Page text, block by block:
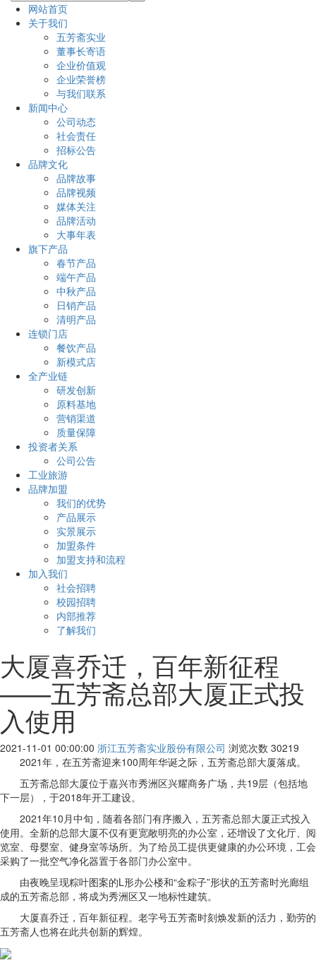
网站首页
关于我们
五芳斋实业
董事长寄语
企业价值观
企业荣誉榜
与我们联系
新闻中心
公司动态
社会责任
招标公告
品牌文化
品牌故事
品牌视频
媒体关注
品牌活动
大事年表
旗下产品
春节产品
端午产品
中秋产品
日销产品
清明产品
连锁门店
餐饮产品
新模式店
全产业链
研发创新
原料基地
营销渠道
质量保障
投资者关系
公司公告
工业旅游
品牌加盟
我们的优势
产品展示
实景展示
加盟条件
加盟支持和流程
加入我们
社会招聘
校园招聘
内部推荐
了解我们
大厦喜乔迁，百年新征程
——五芳斋总部大厦正式投
入使用
2021-11-01 00:00:00 浙江五芳斋实业股份有限公司 浏览次数 30219
2021年，在五芳斋迎来100周年华诞之际，五芳斋总部大厦落成。
五芳斋总部大厦位于嘉兴市秀洲区兴耀商务广场，共19层（包括地
下一层），于2018年开工建设。
2021年10月中旬，随着各部门有序搬入，五芳斋总部大厦正式投入
使用。全新的总部大厦不仅有更宽敞明亮的办公室，还增设了文化厅、阅
览室、母婴室、健身室等场所。为了给员工提供更健康的办公环境，工会
采购了一批空气净化器置于各部门办公室中。
由夜晚呈现粽叶图案的L形办公楼和“金粽子”形状的五芳斋时光廊组
成的五芳斋总部，将成为秀洲区又一地标性建筑。
大厦喜乔迁，百年新征程。老字号五芳斋时刻焕发新的活力，勤劳的
五芳斋人也将在此共创新的辉煌。